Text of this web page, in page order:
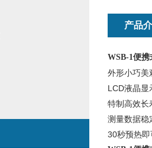
产品
WSB-1便携
外形小巧美
LCD液晶显
特制高效长
测量数据稳
30秒预热